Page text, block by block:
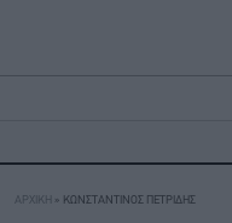
ΑΡΧΙΚΗ » ΚΩΝΣΤΑΝΤΙΝΟΣ ΠΕΤΡΙΔΗΣ